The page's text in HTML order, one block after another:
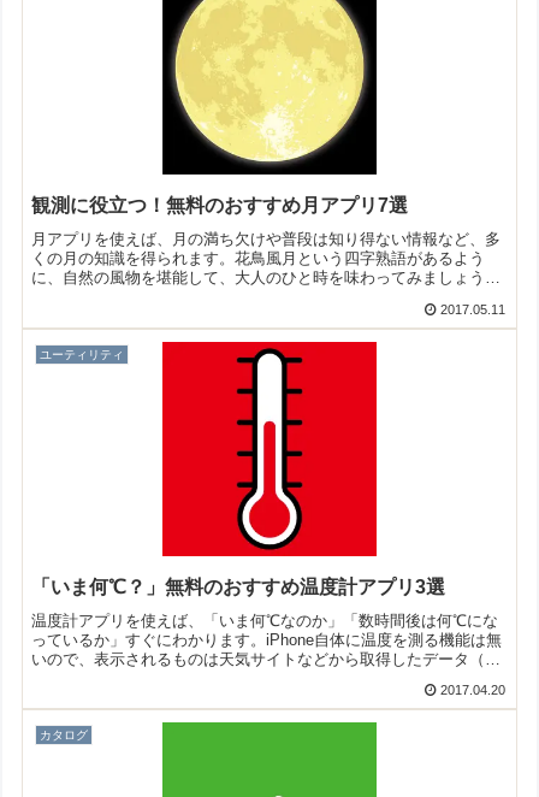
観測に役立つ！無料のおすすめ月アプリ7選
月アプリを使えば、月の満ち欠けや普段は知り得ない情報など、多
くの月の知識を得られます。花鳥風月という四字熟語があるよう
に、自然の風物を堪能して、大人のひと時を味わってみましょう！
2017.05.11
ユーティリティ
「いま何℃？」無料のおすすめ温度計アプリ3選
温度計アプリを使えば、「いま何℃なのか」「数時間後は何℃にな
っているか」すぐにわかります。iPhone自体に温度を測る機能は無
いので、表示されるものは天気サイトなどから取得したデータ（つ
2017.04.20
カタログ